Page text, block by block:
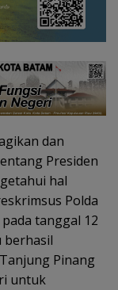
dan
Presiden
hal
Polda
tanggal 12
berhasil
Pinang
untuk